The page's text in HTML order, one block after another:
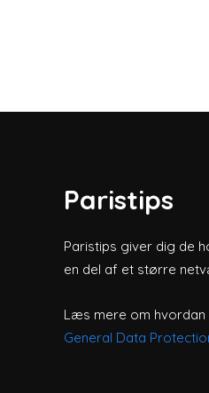
Paristips
Paristips giver dig de
en del af et større
Læs mere om hvordan
General Data